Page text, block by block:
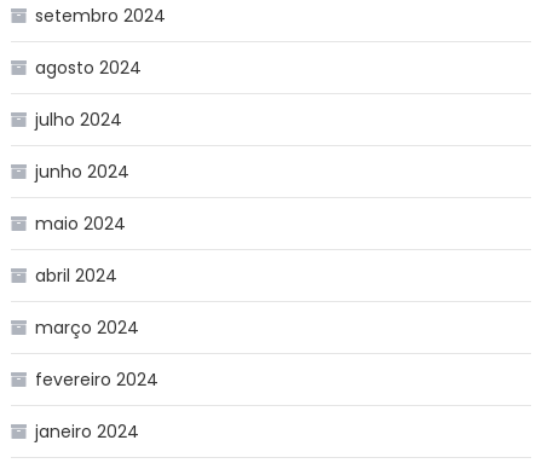
setembro 2024
agosto 2024
julho 2024
junho 2024
maio 2024
abril 2024
março 2024
fevereiro 2024
janeiro 2024